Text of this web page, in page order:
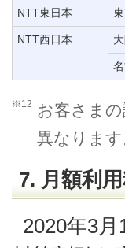
NTT東日本
NTT西日本
※12
お客さま
異なります
7. 月額利
2020年3